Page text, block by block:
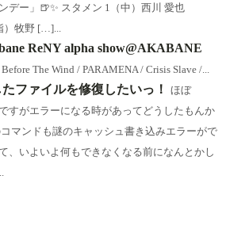
デー」🍺✨ スタメン 1（中）西川 愛也
牧野 […]...
ReNY alpha show@AKABANE
The Wind / PARAMENA / Crisis Slave /...
ファイルを修復したいっ！
ほぼ
すがエラーになる時があってどうしたもんか
マンドも謎のキャッシュ書き込みエラーがで
、いよいよ何もできなくなる前になんとかし